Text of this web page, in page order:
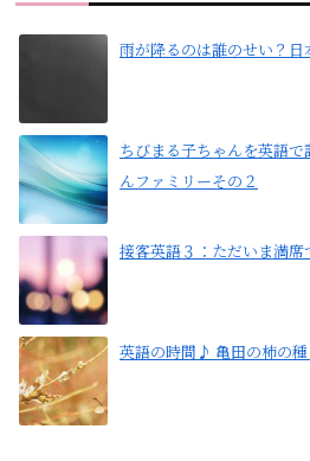
雨が降るのは誰のせい？
ちびまる子ちゃんを英語
んファミリーその２
接客英語３：ただいま満席
英語の時間♪ 亀田の柿の